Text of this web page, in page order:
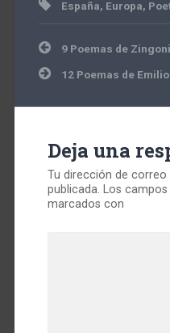
España, Europa,
Navegación
de
entradas
9 Poemas de
12 Poemas de
Deja una
Tu dirección de
publicada. Los
marcados con